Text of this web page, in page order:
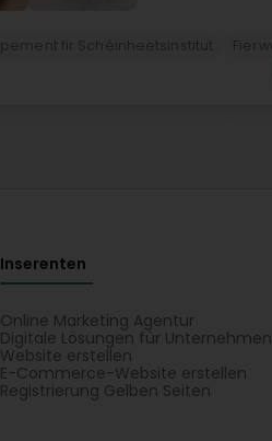
Inserenten
Online Marketing Agentur
Digitale Lösungen für Unternehmen
Website erstellen
E-Commerce-Website erstellen
Registrierung Gelben Seiten